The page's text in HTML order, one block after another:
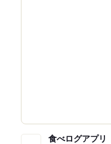
食べログアプリ